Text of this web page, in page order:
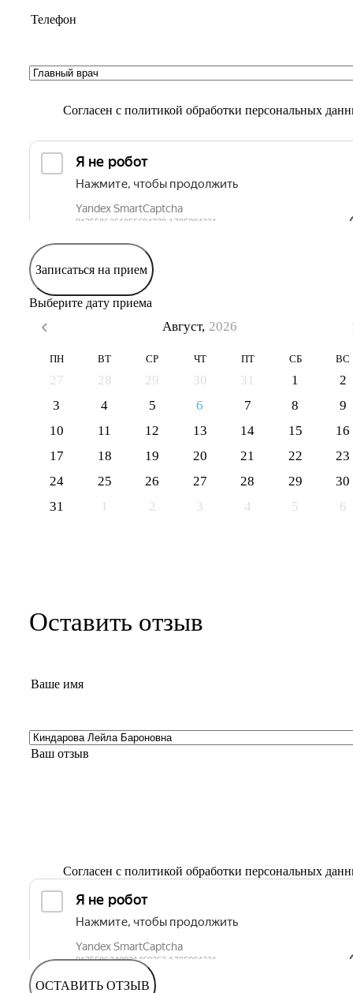
Согласен с политикой обработки персональных
Записаться на прием
Выберите дату приема
Август, 2026
ПН ВТ СР ЧТ ПТ СБ ВС
27 28 29 30 31 1
2
3
4 5 6 7 8
9
10
11 12 13 14 15
16
17
18 19 20 21 22
23
24
25 26 27 28 29
30
31
1 2 3 4 5 6
Оставить отзыв
Согласен с политикой обработки персональных
ОСТАВИТЬ ОТЗЫВ